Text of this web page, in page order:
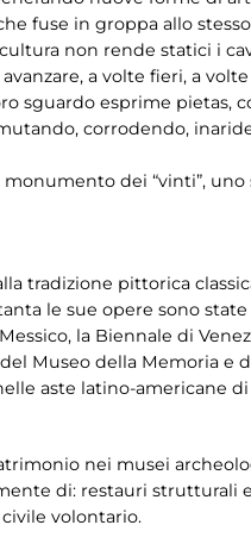
fuse in groppa allo
non rende statici i
a volte fieri, a
sguardo esprime pietas,
corrodendo,
dei “vinti”,
tradizione pittorica
le sue opere sono
la Biennale di
Museo della Memoria e
aste latino-americane di
nei musei
di: restauri strutturali
volontario.